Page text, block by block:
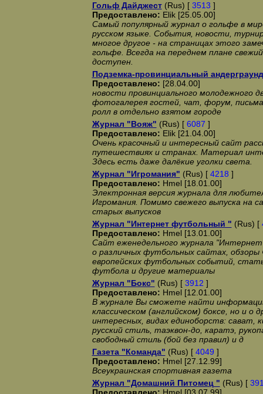
Гольф Дайджест(Rus) [ 3513 ]
Предоставлено: Elik [25.05.00]
Самый популярный журнал о гольфе в
русском языке. События, новости,
многое другое - на страницах этого
гольфе. Всегда на переднем плане
доступен.
Подземка-провинциальный андерграунд
Предоставлено: [28.04.00]
новости провинциального молодежного
фотогалерея гостей, чат, форум,
ролл в отдельно взятом городе
Журнал "Вояж" (Rus) [ 6087 ]
Предоставлено: Elik [21.04.00]
Очень красочный и интересный сайт
путешествиях и странах. Материал
Здесь есть даже далёкие уголки света.
Журнал "Игромания" (Rus) [ 4218 ]
Предоставлено: Hmel [18.01.00]
Электронная версия журнала для
Игромания. Помимо свежего выпуска на
старых выпусков
Журнал "Интернет футбольный " (Rus) [
Предоставлено: Hmel [13.01.00]
Сайт еженедельного журнала
о различных футбольных сайтах, обзоры
европейских футбольных событий,
футбола и другие материалы
Журнал "Бокс" (Rus) [ 3912 ]
Предоставлено: Hmel [12.01.00]
В журнале Вы сможете найти
классическом (английском) боксе, но и о
интересных, видах единоборств: сават,
русский стиль, таэквон-до, каратэ,
свободный стиль (бой без правил) и д
Газета "Команда" (Rus) [ 4049 ]
Предоставлено: Hmel [27.12.99]
Всеукраинская спортивная газета
Журнал "Домашний Питомец " (Rus) [